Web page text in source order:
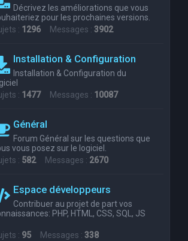
Décrivez les améliorations que vous
pour les prochaines versions.
: 1296 Messages : 3902
Installation & Configuration
Installation & Configuration du
: 1477Messages : 10087
Général
Forum Général sur les questions que
vous posez sur le logiciel.
: 582Messages : 2670
Espace développeurs
Contribuer au projet de part vos
PHP, HTML, CSS, SQL, JS
: 95 Messages : 338